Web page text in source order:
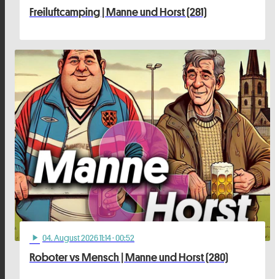
Freiluftcamping | Manne und Horst (281)
play_arrow 04. August 2026 11:14· 00:52
Roboter vs Mensch | Manne und Horst (280)